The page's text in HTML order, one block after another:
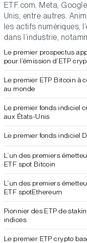
ETF.com, Meta,
Unis, entre autres.
les actifs numériques,
dans l’industrie,
Le premier prospectus
pour l’émission d’ETP
Le premier ETP Bitcoin à
au monde
Le premier fonds indiciel
aux États-Unis
Le premier fonds indiciel
L’un des premiers
ETF spot Bitcoin
L’un des premiers
ETF spotEthereum
Pionnier des ETP de
indices
Le premier ETP crypto